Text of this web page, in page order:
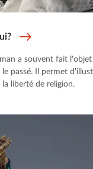
a souvent fait l'objet
passé. Il permet
liberté de religion.